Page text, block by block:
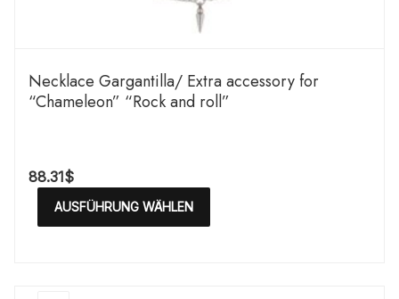
Necklace Gargantilla/ Extra accessory for
“Chameleon” “Rock and roll”
88.31$
AUSFÜHRUNG WÄHLEN